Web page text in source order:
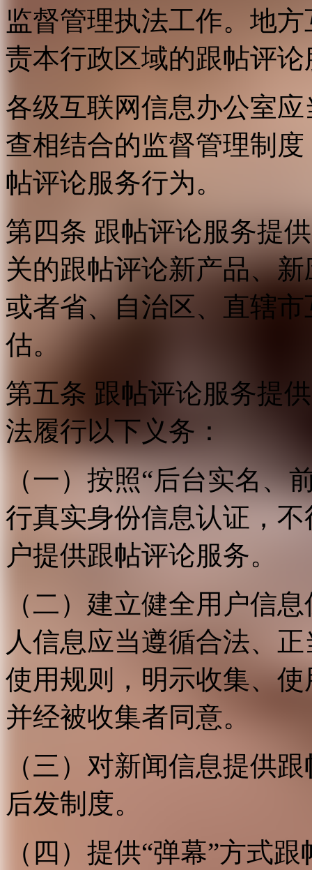
监督管理执法工作。地
责本行政区域的跟帖评
各级互联网信息办公室
查相结合的监督管理制
帖评论服务行为。
第四条 跟帖评论服务提
关的跟帖评论新产品、
或者省、自治区、直辖
估。
第五条 跟帖评论服务提
法履行以下义务：
（一）按照“后台实名、
行真实身份信息认证，
户提供跟帖评论服务。
（二）建立健全用户信
人信息应当遵循合法、
使用规则，明示收集、
并经被收集者同意。
（三）对新闻信息提供
后发制度。
（四）提供“弹幕”方式